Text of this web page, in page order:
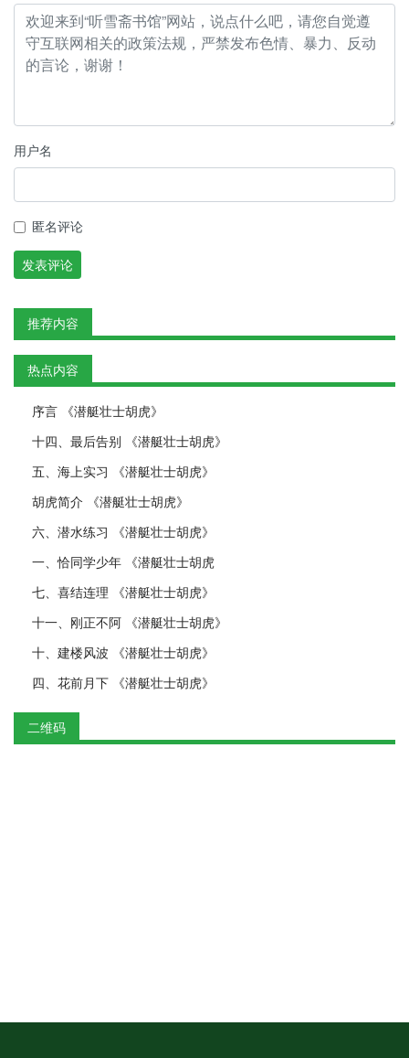
用户名
匿名评论
发表评论
推荐内容
热点内容
序言 《潜艇壮士胡虎》
十四、最后告别 《潜艇壮士胡虎》
五、海上实习 《潜艇壮士胡虎》
胡虎简介 《潜艇壮士胡虎》
六、潜水练习 《潜艇壮士胡虎》
一、恰同学少年 《潜艇壮士胡虎
七、喜结连理 《潜艇壮士胡虎》
十一、刚正不阿 《潜艇壮士胡虎》
十、建楼风波 《潜艇壮士胡虎》
四、花前月下 《潜艇壮士胡虎》
二维码